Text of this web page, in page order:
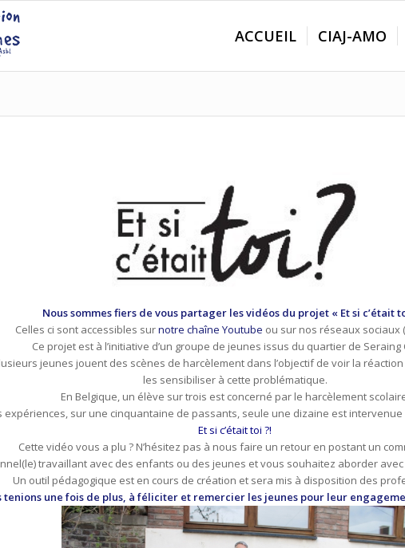
ACCUEIL CIAJ-AMO
Nous sommes fiers de vous partager les vidéos du projet « Et si c’était
Celles ci sont accessibles surnotre chaîne Youtube ou sur nos réseaux sociaux (
Ce projet est à l’initiative d’un groupe de jeunes issus du quartier de Seraing
jeunes jouent des scènes de harcèlement dans l’objectif de voir la
les sensibiliser à cette problématique.
En Belgique, un élève sur trois est concerné par le harcèlement
expériences, sur une cinquantaine de passants, seule une dizaine est
Et si c’était toi ?!
Cette vidéo vous a plu ? N’hésitez pas à nous faire un retour en postant un
travaillant avec des enfants ou des jeunes et vous souhaitez aborder
Un outil pédagogique est en cours de création et sera mis à disposition des
tenions une fois de plus, à féliciter et remercier les jeunes pour leur